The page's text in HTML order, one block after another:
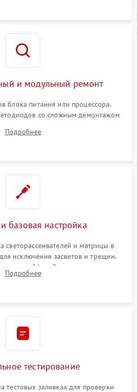
и модульный ремонт
блока питания или процессора.
со сложным демонтажом
поврежденных дорожек,
памяти EEPROM
Подробнее
базовая настройка
светорассеивателей и матрицы в
исключения засветов и трещин.
шлейфов. Закрытие корпуса.
программного обеспечения.
Подробнее
тестирование
тестовых заливках для проверки